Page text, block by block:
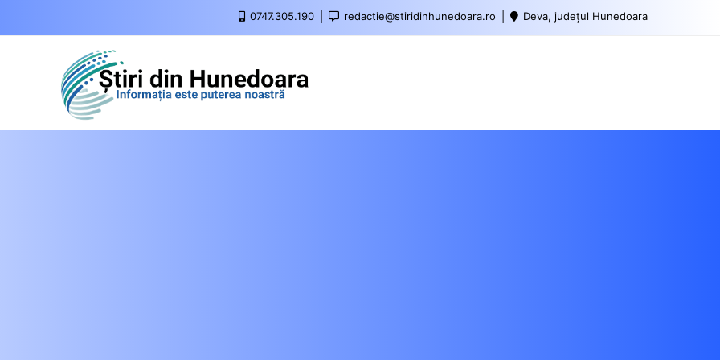
0747.305.190 redactie@stiridinhunedoara.ro Deva, județul Hunedoara